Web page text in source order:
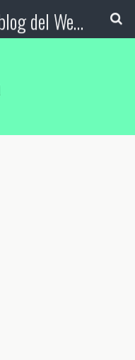
Booking Blog™ - Il blog del Web Marketing Turistico